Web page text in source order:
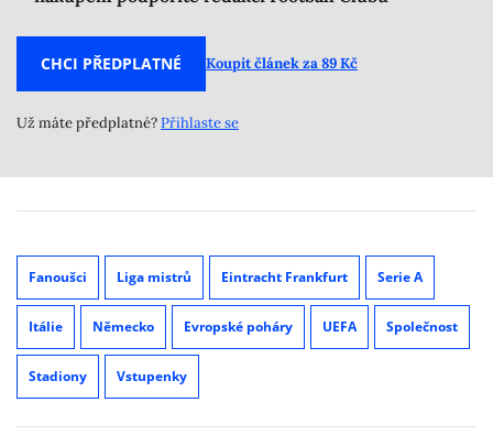
CHCI PŘEDPLATNÉ Koupit článek za 89 Kč
Už máte předplatné?Přihlaste se
Fanoušci Liga mistrů Eintracht Frankfurt Serie A
Itálie Německo Evropské poháry UEFA Společnost
Stadiony Vstupenky